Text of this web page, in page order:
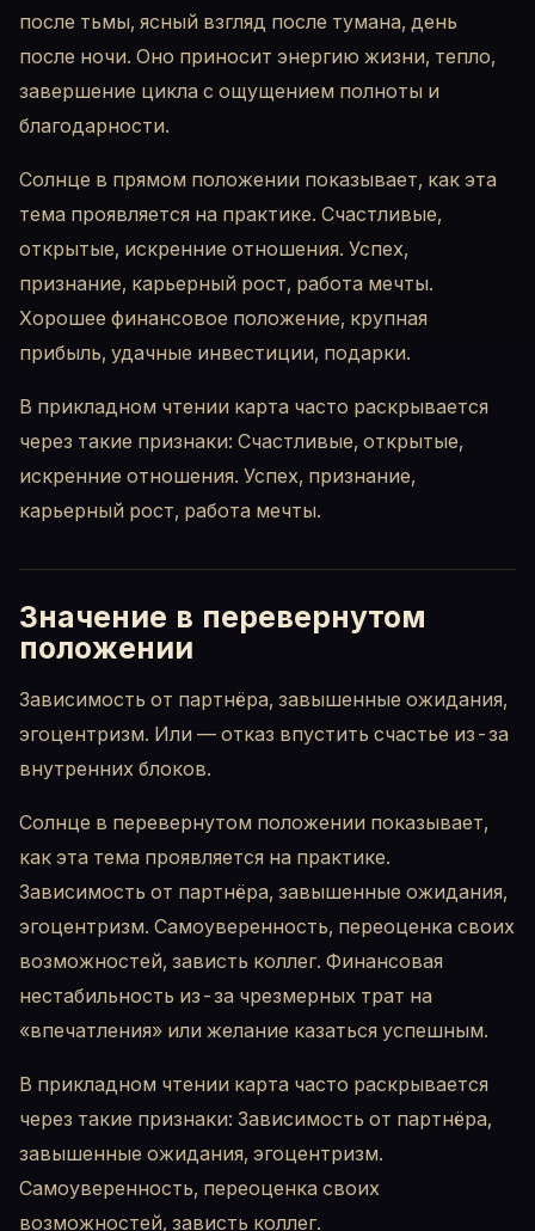
после тьмы, ясный взгляд после тумана, день
после ночи. Оно приносит энергию жизни, тепло,
завершение цикла с ощущением полноты и
благодарности.
Солнце в прямом положении показывает, как эта
тема проявляется на практике. Счастливые,
открытые, искренние отношения. Успех,
признание, карьерный рост, работа мечты.
Хорошее финансовое положение, крупная
прибыль, удачные инвестиции, подарки.
В прикладном чтении карта часто раскрывается
через такие признаки: Счастливые, открытые,
искренние отношения. Успех, признание,
карьерный рост, работа мечты.
Значение в перевернутом
положении
Зависимость от партнёра, завышенные ожидания,
эгоцентризм. Или — отказ впустить счастье из-за
внутренних блоков.
Солнце в перевернутом положении показывает,
как эта тема проявляется на практике.
Зависимость от партнёра, завышенные ожидания,
эгоцентризм. Самоуверенность, переоценка своих
возможностей, зависть коллег. Финансовая
нестабильность из-за чрезмерных трат на
«впечатления» или желание казаться успешным.
В прикладном чтении карта часто раскрывается
через такие признаки: Зависимость от партнёра,
завышенные ожидания, эгоцентризм.
Самоуверенность, переоценка своих
возможностей, зависть коллег.